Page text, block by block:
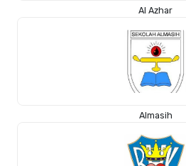
Al Azhar
Almasih